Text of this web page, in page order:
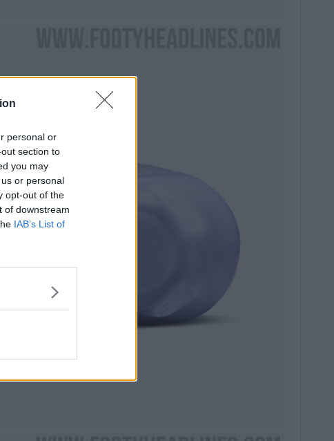
personal or
section to
you may
or personal
opt-out of the
of downstream
IAB’s List of